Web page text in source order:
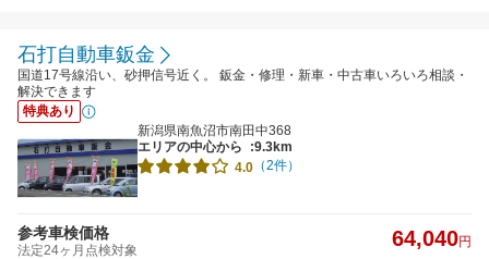
石打自動車鈑金
国道17号線沿い、砂押信号近く。 鈑金・修理・新車・中古車いろいろ相談・
解決できます
特典あり
新潟県南魚沼市南田中368
エリアの中心から
:9.3km
4.0 （2件）
参考車検価格
法定24ヶ月点検対象 64,040円